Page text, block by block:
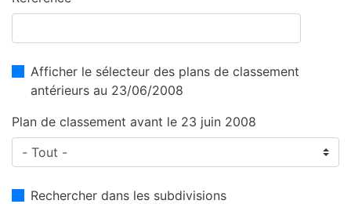
Afficher le sélecteur des plans de classement
antérieurs au 23/06/2008
Plan de classement avant le 23 juin 2008
Rechercher dans les subdivisions